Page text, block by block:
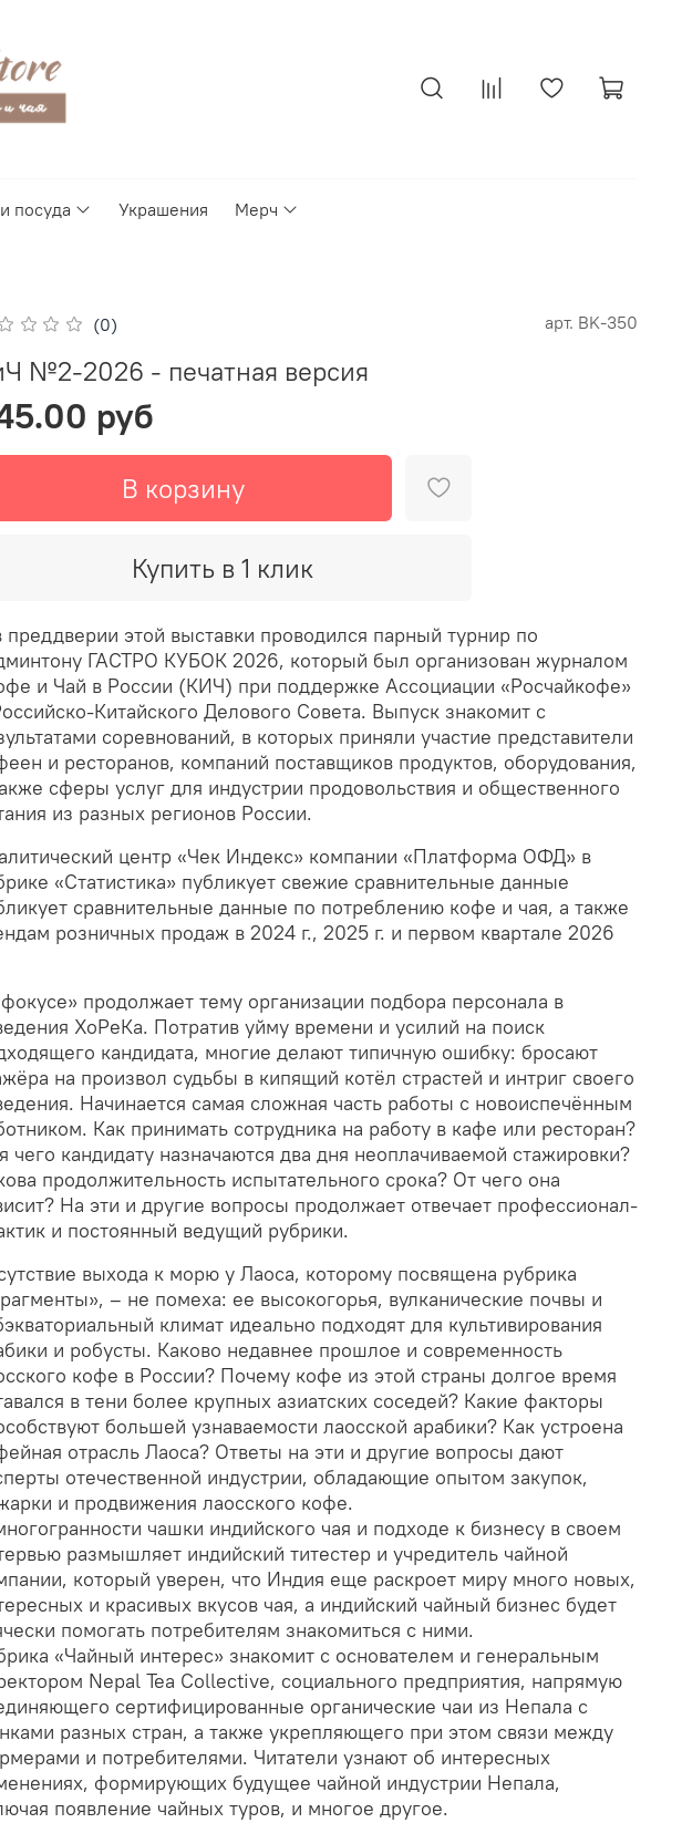
посуда Украшения Мерч
(0) арт. BK-350
№2-2026 - печатная версия
руб
В корзину
Купить в 1 клик
преддверии этой выставки проводился парный турнир по
ГАСТРО КУБОК 2026, который был организован журналом
и Чай в России (КИЧ) при поддержке Ассоциации «Росчайкофе»
Китайского Делового Совета. Выпуск знакомит с
соревнований, в которых приняли участие представители
и ресторанов, компаний поставщиков продуктов, оборудования,
сферы услуг для индустрии продовольствия и общественного
из разных регионов России.
центр «Чек Индекс» компании «Платформа ОФД» в
«Статистика» публикует свежие сравнительные данные
сравнительные данные по потреблению кофе и чая, а также
розничных продаж в 2024 г., 2025 г. и первом квартале 2026
продолжает тему организации подбора персонала в
ХоРеКа. Потратив уйму времени и усилий на поиск
кандидата, многие делают типичную ошибку: бросают
на произвол судьбы в кипящий котёл страстей и интриг своего
Начинается самая сложная часть работы с новоиспечённым
Как принимать сотрудника на работу в кафе или ресторан?
чего кандидату назначаются два дня неоплачиваемой стажировки?
продолжительность испытательного срока? От чего она
На эти и другие вопросы продолжает отвечает профессионал-
и постоянный ведущий рубрики.
выхода к морю у Лаоса, которому посвящена рубрика
– не помеха: ее высокогорья, вулканические почвы и
климат идеально подходят для культивирования
и робусты. Каково недавнее прошлое и современность
кофе в России? Почему кофе из этой страны долгое время
в тени более крупных азиатских соседей? Какие факторы
большей узнаваемости лаосской арабики? Как устроена
отрасль Лаоса? Ответы на эти и другие вопросы дают
отечественной индустрии, обладающие опытом закупок,
и продвижения лаосского кофе.
чашки индийского чая и подходе к бизнесу в своем
размышляет индийский титестер и учредитель чайной
который уверен, что Индия еще раскроет миру много новых,
и красивых вкусов чая, а индийский чайный бизнес будет
помогать потребителям знакомиться с ними.
«Чайный интерес» знакомит с основателем и генеральным
Nepal Tea Collective, социального предприятия, напрямую
сертифицированные органические чаи из Непала с
разных стран, а также укрепляющего при этом связи между
и потребителями. Читатели узнают об интересных
формирующих будущее чайной индустрии Непала,
появление чайных туров, и многое другое.